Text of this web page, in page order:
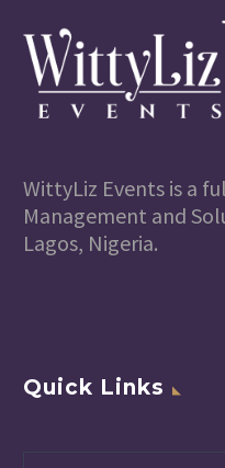
WittyLiz Events is a
Management and
Lagos, Nigeria.
Quick Links